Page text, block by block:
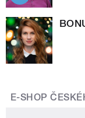
E-SHOP